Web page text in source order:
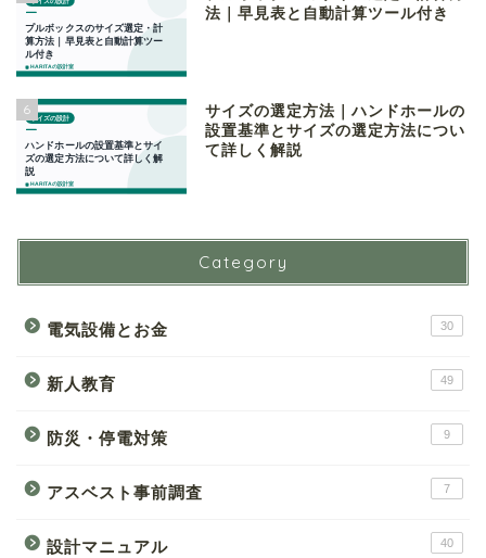
法｜早見表と自動計算ツール付き
6
サイズの選定方法｜ハンドホールの
設置基準とサイズの選定方法につい
て詳しく解説
Category
電気設備とお金 30
新人教育 49
防災・停電対策 9
アスベスト事前調査 7
設計マニュアル 40